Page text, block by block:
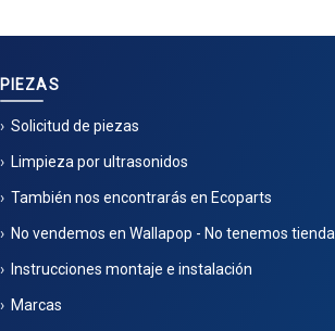
PIEZAS
Solicitud de piezas
Limpieza por ultrasonidos
También nos encontrarás en Ecoparts
No vendemos en Wallapop - No tenemos tienda
Instrucciones montaje e instalación
Marcas